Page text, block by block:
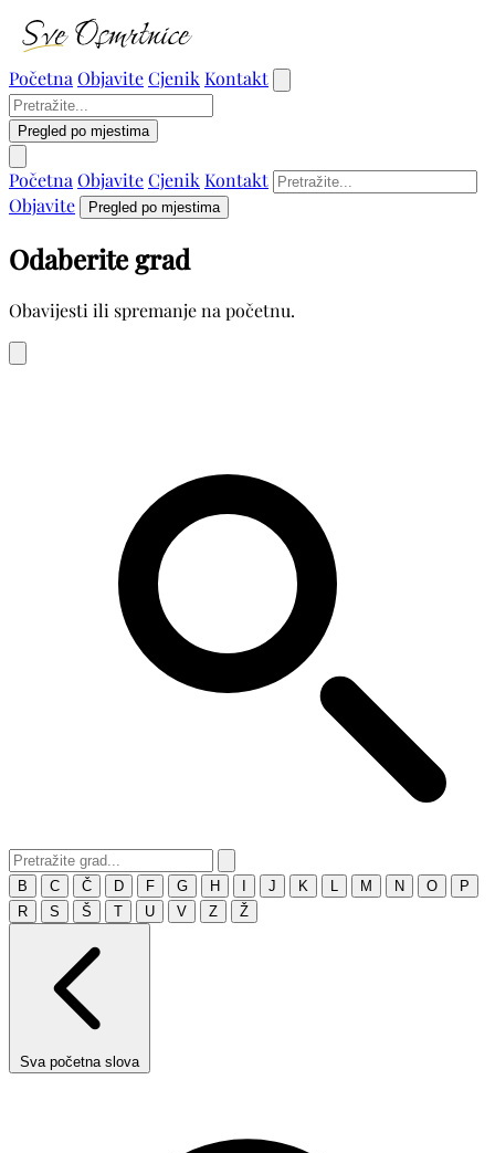
Početna ObjaviteCjenik Kontakt
Pregled po mjestima
Početna ObjaviteCjenik Kontakt
Objavite
Pregled po mjestima
Odaberite grad
Obavijesti ili spremanje na početnu.
B C Č D F G H J K M N O
P
R
S Š T U V Z Ž
Sva početna slova